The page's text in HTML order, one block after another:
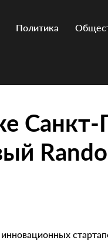
Политика
Санкт-